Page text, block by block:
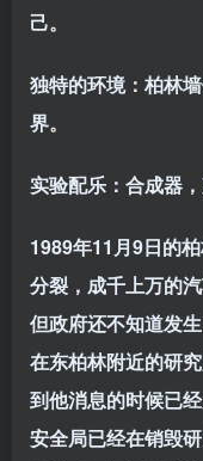
己。
独特的环境：柏林
界。
实验配乐：合成器
1989年11月9日的
分裂，成千上万的
但政府还不知道发
在东柏林附近的研
到他消息的时候已
安全局已经在销毁